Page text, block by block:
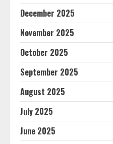
December 2025
November 2025
October 2025
September 2025
August 2025
July 2025
June 2025